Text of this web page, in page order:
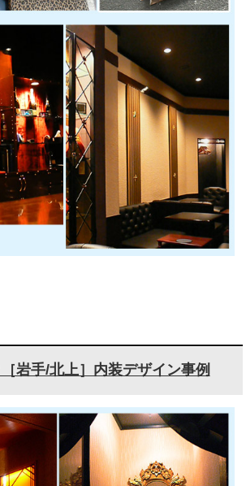
岩手/北上］内装デザイン事例